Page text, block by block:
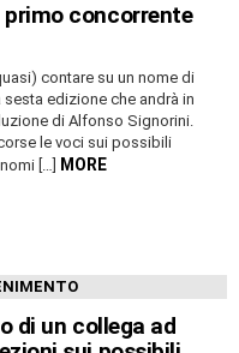
primo concorrente
contare su un nome di
edizione che andrà in
di Alfonso Signorini.
le voci sui possibili
[…]
MORE
di un collega ad